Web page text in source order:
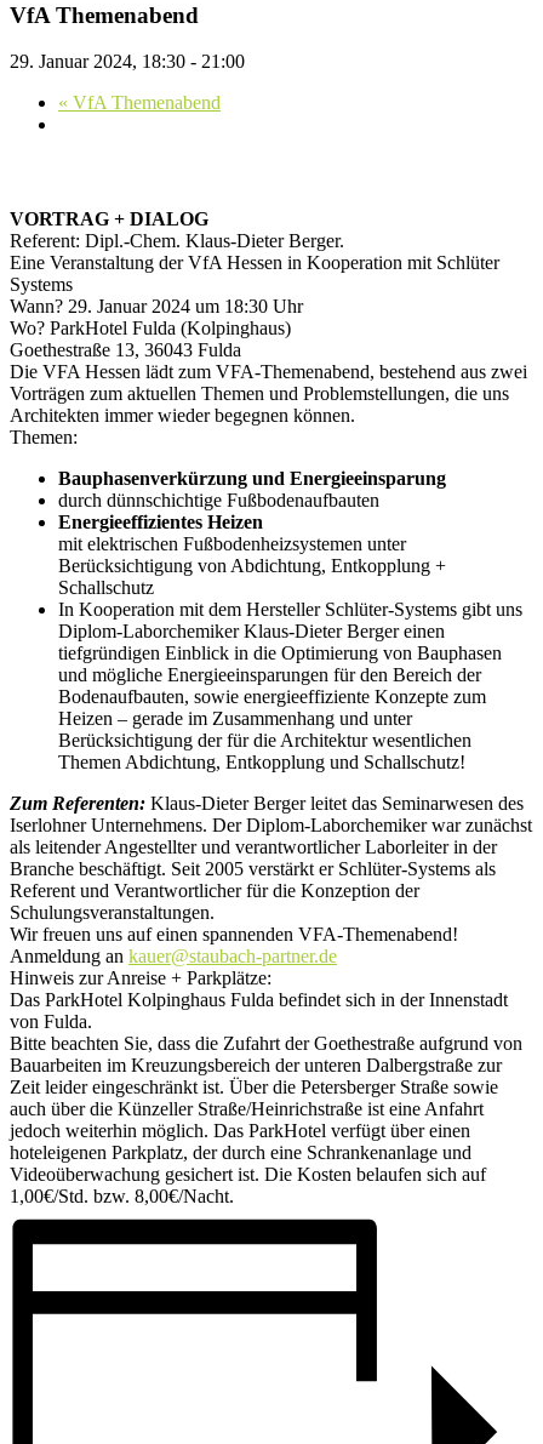
VfA Themenabend
29. Januar 2024, 18:30 - 21:00
« VfA Themenabend
VORTRAG + DIALOG
Referent: Dipl.-Chem. Klaus-Dieter Berger.
Eine Veranstaltung der VfA Hessen in Kooperation mit Schlüter
Systems
Wann? 29. Januar 2024 um 18:30 Uhr
Wo? ParkHotel Fulda (Kolpinghaus)
Goethestraße 13, 36043 Fulda
Die VFA Hessen lädt zum VFA-Themenabend, bestehend aus zwei
Vorträgen zum aktuellen Themen und Problemstellungen, die uns
Architekten immer wieder begegnen können.
Themen:
Bauphasenverkürzung und Energieeinsparung
durch dünnschichtige Fußbodenaufbauten
Energieeffizientes Heizen
mit elektrischen Fußbodenheizsystemen unter
Berücksichtigung von Abdichtung, Entkopplung +
Schallschutz
In Kooperation mit dem Hersteller Schlüter-Systems gibt uns
Diplom-Laborchemiker Klaus-Dieter Berger einen
tiefgründigen Einblick in die Optimierung von Bauphasen
und mögliche Energieeinsparungen für den Bereich der
Bodenaufbauten, sowie energieeffiziente Konzepte zum
Heizen – gerade im Zusammenhang und unter
Berücksichtigung der für die Architektur wesentlichen
Themen Abdichtung, Entkopplung und Schallschutz!
Zum Referenten: Klaus-Dieter Berger leitet das Seminarwesen des
Iserlohner Unternehmens. Der Diplom-Laborchemiker war zunächst
als leitender Angestellter und verantwortlicher Laborleiter in der
Branche beschäftigt. Seit 2005 verstärkt er Schlüter-Systems als
Referent und Verantwortlicher für die Konzeption der
Schulungsveranstaltungen.
Wir freuen uns auf einen spannenden VFA-Themenabend!
Anmeldung an kauer@staubach-partner.de
Hinweis zur Anreise + Parkplätze:
Das ParkHotel Kolpinghaus Fulda befindet sich in der Innenstadt
von Fulda.
Bitte beachten Sie, dass die Zufahrt der Goethestraße aufgrund von
Bauarbeiten im Kreuzungsbereich der unteren Dalbergstraße zur
Zeit leider eingeschränkt ist. Über die Petersberger Straße sowie
auch über die Künzeller Straße/Heinrichstraße ist eine Anfahrt
jedoch weiterhin möglich. Das ParkHotel verfügt über einen
hoteleigenen Parkplatz, der durch eine Schrankenanlage und
Videoüberwachung gesichert ist. Die Kosten belaufen sich auf
1,00€/Std. bzw. 8,00€/Nacht.